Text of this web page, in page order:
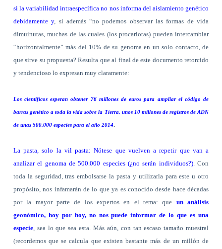
si la variabilidad intraespecífica no nos informa del aislamiento genético
debidamente y, si además “no podemos observar las formas de vida
dimuinutas, muchas de las cuales (los procariotas) pueden intercambiar
“horizontalmente” más del 10% de su genoma en un solo contacto, de
que sirve su propuesta? Resulta que al final de este documento retorcido
y tendencioso lo expresan muy claramente:
Los científicos esperan obtener 76 millones de euros para ampliar el código de
barras genético a toda la vida sobre la Tierra, unos 10 millones de registros de ADN
de unas 500.000 especies para el año 2014.
La pasta, solo la vil pasta: Nótese que vuelven a repetir que van a
analizar el genoma de 500.000 especies (¿no serán individuos?). Con
toda la seguridad, tras embolsarse la pasta y utilizarla para este u otro
propósito, nos infamarán de lo que ya es conocido desde hace décadas
por la mayor parte de los expertos en el tema: que un análisis
geonómico, hoy por hoy, no nos puede informar de lo que es una
especie, sea lo que sea esta. Más aún, con tan escaso tamaño muestral
(recordemos que se calcula que existen bastante más de un millón de